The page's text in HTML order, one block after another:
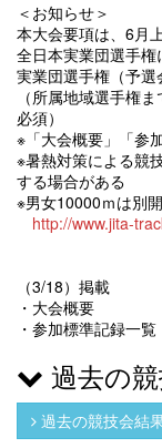
＜お知らせ＞
本大会要項は、6月
全日本実業団選手
実業団選手権（予選
（所属地域選手権
必須）
※「大会概要」「参
※暑熱対策による競
する場合がある
※男女10000ｍは別
http://www.jita-
（3/18）掲載
・大会概要
・参加標準記録一覧
過去の
過去の競技会結